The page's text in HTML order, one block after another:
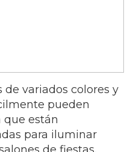
de variados colores y
pueden
que están
para iluminar